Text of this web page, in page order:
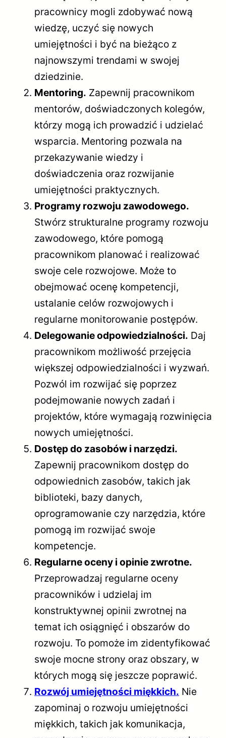
pracownicy mogli zdobywać nową
wiedzę, uczyć się nowych
umiejętności i być na bieżąco z
najnowszymi trendami w swojej
dziedzinie.
Mentoring. Zapewnij pracownikom
mentorów, doświadczonych kolegów,
którzy mogą ich prowadzić i udzielać
wsparcia. Mentoring pozwala na
przekazywanie wiedzy i
doświadczenia oraz rozwijanie
umiejętności praktycznych.
Programy rozwoju zawodowego.
Stwórz strukturalne programy rozwoju
zawodowego, które pomogą
pracownikom planować i realizować
swoje cele rozwojowe. Może to
obejmować ocenę kompetencji,
ustalanie celów rozwojowych i
regularne monitorowanie postępów.
Delegowanie odpowiedzialności. Daj
pracownikom możliwość przejęcia
większej odpowiedzialności i wyzwań.
Pozwól im rozwijać się poprzez
podejmowanie nowych zadań i
projektów, które wymagają rozwinięcia
nowych umiejętności.
Dostęp do zasobów i narzędzi.
Zapewnij pracownikom dostęp do
odpowiednich zasobów, takich jak
biblioteki, bazy danych,
oprogramowanie czy narzędzia, które
pomogą im rozwijać swoje
kompetencje.
Regularne oceny i opinie zwrotne.
Przeprowadzaj regularne oceny
pracowników i udzielaj im
konstruktywnej opinii zwrotnej na
temat ich osiągnięć i obszarów do
rozwoju. To pomoże im zidentyfikować
swoje mocne strony oraz obszary, w
których mogą się jeszcze poprawić.
Rozwój umiejętności miękkich. Nie
zapominaj o rozwoju umiejętności
miękkich, takich jak komunikacja,